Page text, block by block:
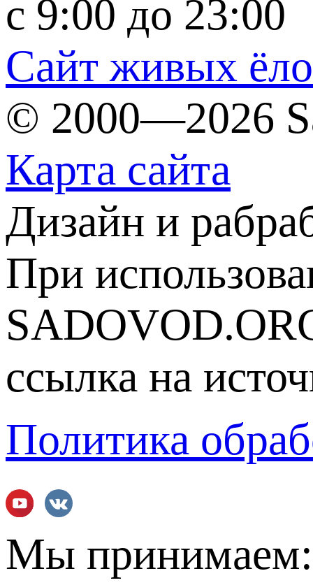
c 9:00 до 23:00
Сайт живых
© 2000—2026
Карта сайта
Дизайн и
При
ссылка на
Политика
Мы